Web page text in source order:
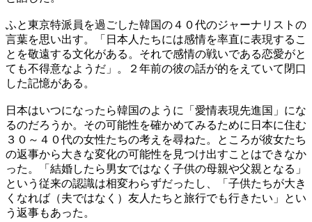
ふと東京特派員を過ごした韓国の４０代のジャーナリストの
言葉を思い出す。「日本人たちには感情を率直に表現するこ
とを敬遠する文化がある。それで感情の戦いである恋愛がと
ても不得意なようだ」。２年前の彼の話が的をえていて閉口
した記憶がある。
日本はいつになったら韓国のように「愛情表現先進国」にな
るのだろうか。その可能性を確かめてみるために日本に住む
３０～４０代の女性たちの考えを尋ねた。ところが彼女たち
の返事から大きな変化の可能性を見つけ出すことはできなか
った。「結婚したら男女ではなく子供の母親や父親となる」
という従来の認識は相変わらずだったし、「子供たちが大き
くなれば（夫ではなく）友人たちと旅行でも行きたい」とい
う返事もあった。